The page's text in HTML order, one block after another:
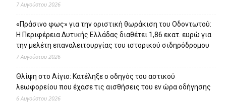
7 Αυγούστου 2026
«Πράσινο φως» για την οριστική θωράκιση του Οδοντωτού:
Η Περιφέρεια Δυτικής Ελλάδας διαθέτει 1,86 εκατ. ευρώ για
την μελέτη επαναλειτουργίας του ιστορικού σιδηρόδρομου
7 Αυγούστου 2026
Θλίψη στο Αίγιο: Κατέληξε ο οδηγός του αστικού
λεωφορείου που έχασε τις αισθήσεις του εν ώρα οδήγησης
6 Αυγούστου 2026